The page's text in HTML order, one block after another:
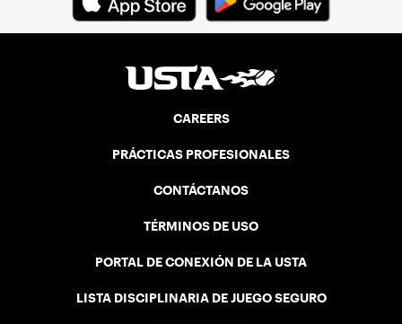
CAREERS
PRÁCTICAS PROFESIONALES
CONTÁCTANOS
TÉRMINOS DE USO
PORTAL DE CONEXIÓN DE LA USTA
LISTA DISCIPLINARIA DE JUEGO SEGURO